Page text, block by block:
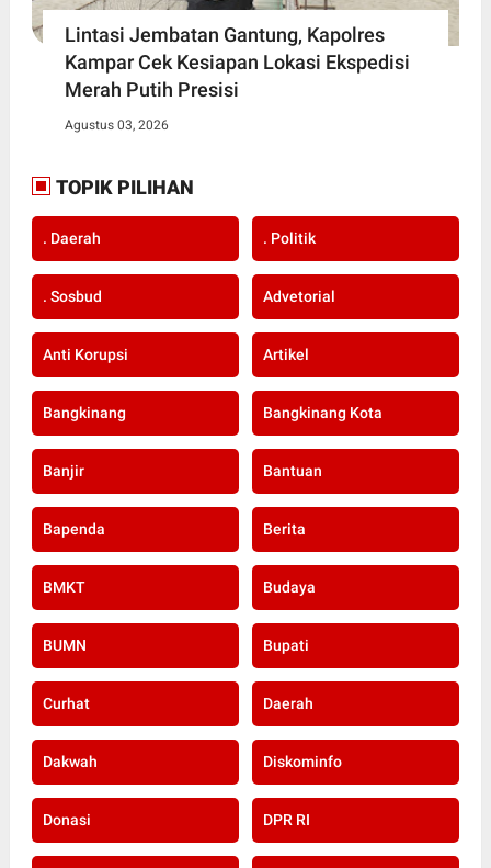
Lintasi Jembatan Gantung, Kapolres
Kampar Cek Kesiapan Lokasi Ekspedisi
Merah Putih Presisi
Agustus 03, 2026
TOPIK PILIHAN
. Daerah . Politik
. Sosbud Advetorial
Anti Korupsi Artikel
Bangkinang Bangkinang Kota
Banjir Bantuan
Bapenda Berita
BMKT Budaya
BUMN Bupati
Curhat Daerah
Dakwah Diskominfo
Donasi DPR RI